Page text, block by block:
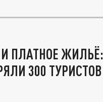
ПЛАТНОЕ ЖИЛЬЁ:
300 ТУРИСТОВ